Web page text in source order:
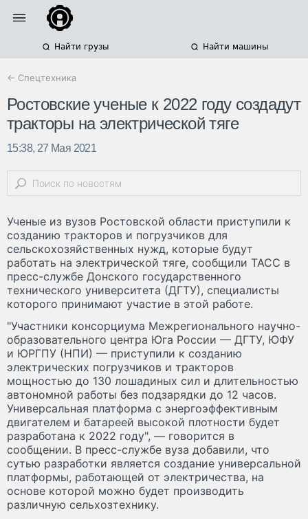
Найти грузы Найти машины
← Спецтехника
Ростовские ученые к 2022 году создадут
тракторы на электрической тяге
15:38, 27 Мая 2021
Ученые из вузов Ростовской области приступили к
созданию тракторов и погрузчиков для
сельскохозяйственных нужд, которые будут
работать на электрической тяге, сообщили ТАСС в
пресс-службе Донского государственного
технического университета (ДГТУ), специалисты
которого принимают участие в этой работе.
"Участники консорциума Межрегионального научно-
образовательного центра Юга России — ДГТУ, ЮФУ
и ЮРГПУ (НПИ) — приступили к созданию
электрических погрузчиков и тракторов
мощностью до 130 лошадиных сил и длительностью
автономной работы без подзарядки до 12 часов.
Универсальная платформа с энергоэффективным
двигателем и батареей высокой плотности будет
разработана к 2022 году", — говорится в
сообщении. В пресс-службе вуза добавили, что
сутью разработки является создание универсальной
платформы, работающей от электричества, на
основе которой можно будет производить
различную сельхозтехнику.